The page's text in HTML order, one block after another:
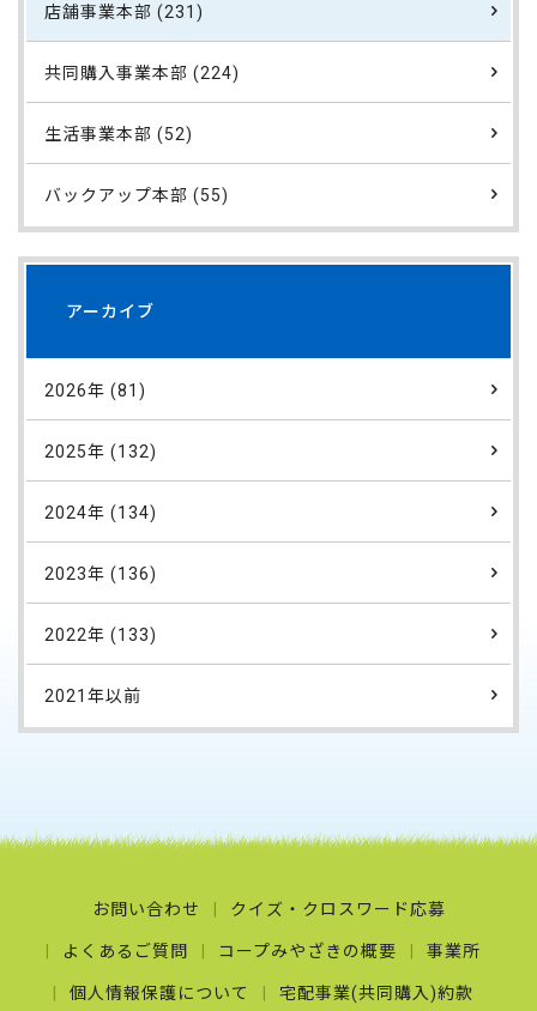
店舗事業本部 (231)
共同購入事業本部 (224)
生活事業本部 (52)
バックアップ本部 (55)
アーカイブ
2026年 (81)
2025年 (132)
2024年 (134)
2023年 (136)
2022年 (133)
2021年以前
お問い合わせ クイズ・クロスワード応募
よくあるご質問 コープみやざきの概要 事業所
個人情報保護について 宅配事業(共同購入)約款